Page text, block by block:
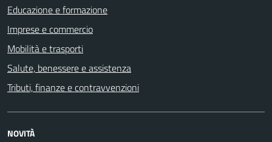
Educazione e formazione
Imprese e commercio
Mobilità e trasporti
Salute, benessere e assistenza
Tributi, finanze e contravvenzioni
NOVITÀ